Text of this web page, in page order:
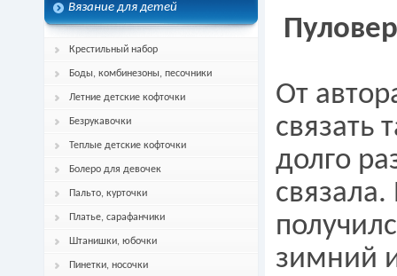
Вязание для детей
Крестильный набор
Боды, комбинезоны, песочники
Летние детские кофточки
Безрукавочки
Теплые детские кофточки
Болеро для девочек
Пальто, курточки
Платье, сарафанчики
Штанишки, юбочки
Пинетки, носочки
От
связать
долго
зимний